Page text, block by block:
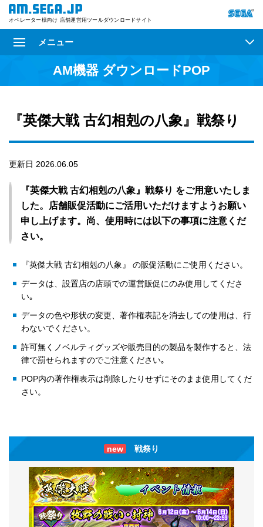
オペレーター様向け 店舗運営用ツールダウンロードサイト
メニュー
AM機器 ダウンロードPOP
『英傑大戦 古幻相剋の八象』戦祭り
更新日 2026.06.05
『英傑大戦 古幻相剋の八象』戦祭り をご用意いたしま
した。店舗販促活動にご活用いただけますようお願い
申し上げます。尚、使用時には以下の事項に注意くだ
さい。
『英傑大戦 古幻相剋の八象』 の販促活動にご使用ください。
データは、設置店の店頭での運営販促にのみ使用してくださ
い｡
データの色や形状の変更、著作権表記を消去しての使用は、行
わないでください。
許可無くノベルティグッズや販売目的の製品を製作すると、法
律で罰せられますのでご注意ください｡
POP内の著作権表示は削除したりせずにそのまま使用してくだ
さい。
new 戦祭り